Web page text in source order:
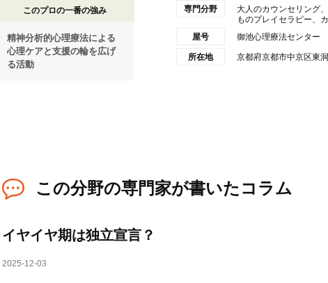
このプロの一番の強み
精神分析的心理療法による
心理ケアと支援の輪を広げ
る活動
専門分野
大人のカウンセリング
ものプレイセラピー、
屋号
御池心理療法センター
所在地 京都府京都市中京区東
この分野の専門家が書いたコラム
イヤイヤ期は独立宣言？
2025-12-03